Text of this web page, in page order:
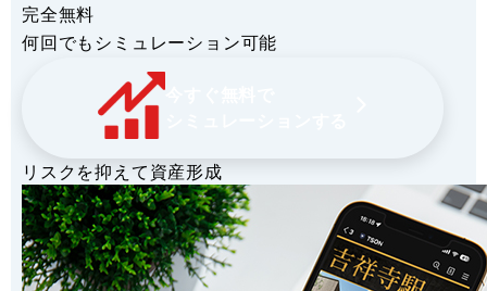
完全無料
何回でもシミュレーション可能
リスクを抑えて資産形成